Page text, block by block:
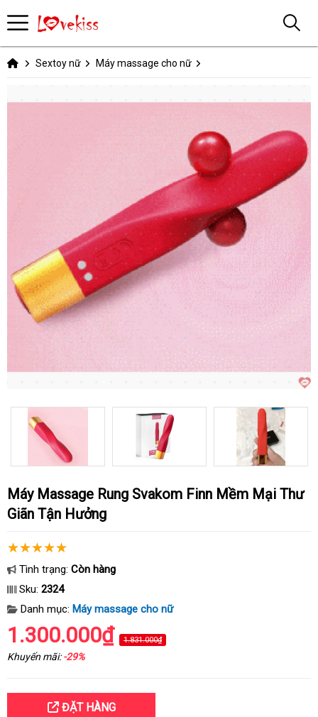
Sextoy nữ Máy massage cho nữ
Máy Massage Rung Svakom Finn Mềm Mại Thư
Giãn Tận Hưởng
Tình trạng: Còn hàng
Sku: 2324
Danh mục: Máy massage cho nữ
1.300.000₫ 1.831.000₫
Khuyến mãi:-29%
ĐẶT HÀNG